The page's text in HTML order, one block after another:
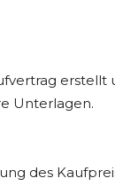
erstellt
Unterlagen.
des